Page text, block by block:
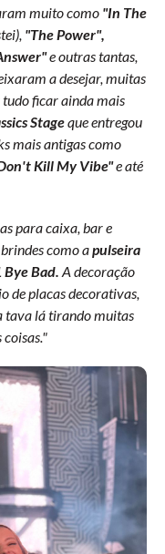
muito como "In The
"The Power",
e outras tantas,
a desejar, muitas
tudo ficar ainda mais
Stageque entregou
mais antigas como
Kill My Vibe"e até
para caixa, bar e
como apulseira
Bad. A decoração
de placas decorativas,
tava lá tirando muitas